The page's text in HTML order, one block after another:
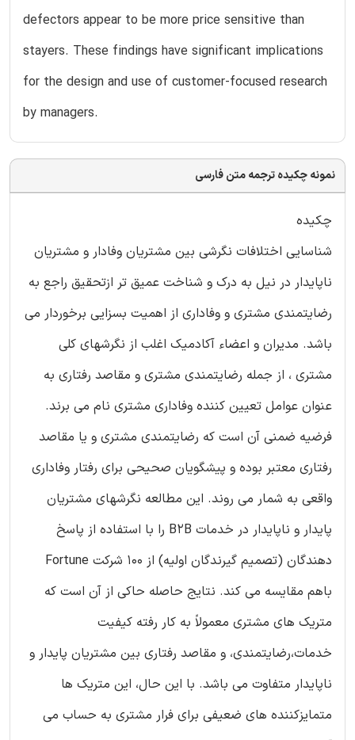
defectors appear to be more price sensitive than
stayers. These findings have significant implications
for the design and use of customer-focused research
by managers.
نمونه چکیده ترجمه متن فارسی
چکیده
شناسایی اختلافات نگرشی بین مشتریان وفادار و مشتریان
ناپایدار در نیل به درک و شناخت عمیق تر ازتحقیق راجع به
رضایتمندی مشتری و وفاداری از اهمیت بسزایی برخوردار می
باشد. مدیران و اعضاء آکادمیک اغلب از نگرشهای کلی
مشتری ، از جمله رضایتمندی مشتری و مقاصد رفتاری به
عنوان عوامل تعیین کننده وفاداری مشتری نام می برند.
فرضیه ضمنی آن است که رضایتمندی مشتری و یا مقاصد
رفتاری معتبر بوده و پیشگویان صحیحی برای رفتار وفاداری
واقعی به شمار می روند. این مطالعه نگرشهای مشتریان
پایدار و ناپایدار در خدمات B2B را با استفاده از پاسخ
دهندگان (تصمیم گیرندگان اولیه) از 100 شرکت Fortune
باهم مقایسه می کند. نتایج حاصله حاکی از آن است که
متریک های مشتری معمولاً به کار رفته کیفیت
خدمات،رضایتمندی، و مقاصد رفتاری بین مشتریان پایدار و
ناپایدار متفاوت می باشد. با این حال، این متریک ها
متمایزکننده های ضعیفی برای فرار مشتری به حساب می